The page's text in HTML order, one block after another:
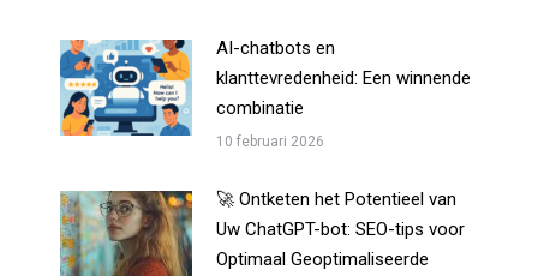
AI-chatbots en
klanttevredenheid: Een winnende
combinatie
10 februari 2026
🚀 Ontketen het Potentieel van
Uw ChatGPT-bot: SEO-tips voor
Optimaal Geoptimaliseerde